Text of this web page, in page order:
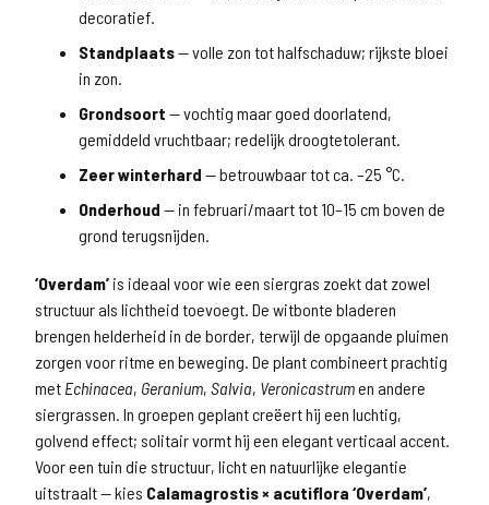
decoratief.
Standplaats— volle zon tot halfschaduw; rijkste bloei
in zon.
Grondsoort — vochtig maar goed doorlatend,
gemiddeld vruchtbaar; redelijk droogtetolerant.
Zeer winterhard — betrouwbaar tot ca. –25 °C.
Onderhoud — in februari/maart tot 10–15 cm boven de
grond terugsnijden.
‘Overdam’ is ideaal voor wie een siergras zoekt dat zowel
structuur als lichtheid toevoegt. De witbonte bladeren
brengen helderheid in de border, terwijl de opgaande pluimen
zorgen voor ritme en beweging. De plant combineert prachtig
met Echinacea, Geranium, Salvia, Veronicastrumen andere
siergrassen. In groepen geplant creëert hij een luchtig,
golvend effect; solitair vormt hij een elegant verticaal accent.
Voor een tuin die structuur, licht en natuurlijke elegantie
uitstraalt — kies Calamagrostis × acutiflora ‘Overdam’,